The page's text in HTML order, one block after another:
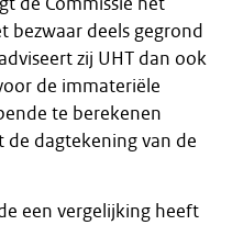
bezwaar deels gegrond
zij UHT dan ook
de immateriële
te berekenen
dagtekening van de
een vergelijking heeft